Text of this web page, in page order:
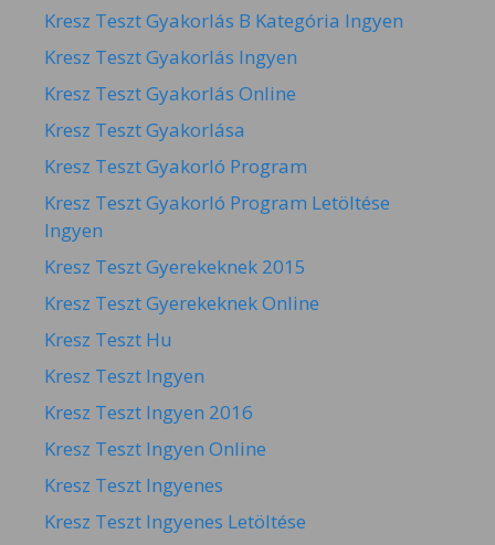
Kresz Teszt Gyakorlás B Kategória Ingyen
Kresz Teszt Gyakorlás Ingyen
Kresz Teszt Gyakorlás Online
Kresz Teszt Gyakorlása
Kresz Teszt Gyakorló Program
Kresz Teszt Gyakorló Program Letöltése
Ingyen
Kresz Teszt Gyerekeknek 2015
Kresz Teszt Gyerekeknek Online
Kresz Teszt Hu
Kresz Teszt Ingyen
Kresz Teszt Ingyen 2016
Kresz Teszt Ingyen Online
Kresz Teszt Ingyenes
Kresz Teszt Ingyenes Letöltése